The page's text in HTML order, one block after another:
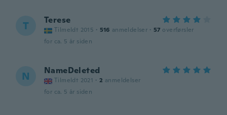
T Terese
Tilmeldt 2015 · 516 anmeldelser · 57 overførsler
for ca. 5 år siden
N NameDeleted
Tilmeldt 2021 · 2 anmeldelser
for ca. 5 år siden